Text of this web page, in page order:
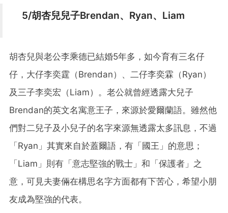
5/胡杏兒兒子Brendan、Ryan、Liam
胡杏兒與老公李乘德已結婚5年多，如今育有三名仔
仔，大仔李奕霆（Brendan）、二仔李奕霖（Ryan）
及三子李奕宏（Liam）。老公就曾經透露大兒子
Brendan的英文名寓意王子，來源於愛爾蘭語。雖然他
們對二兒子及小兒子的名字來源無透露太多訊息，不過
「Ryan」其實來自於蓋爾語，有「國王」的意思；
「Liam」則有「意志堅強的戰士」和「保護者」之
意，可見夫妻倆在構思名字方面都有下苦心，希望小朋
友成為堅強的代表。